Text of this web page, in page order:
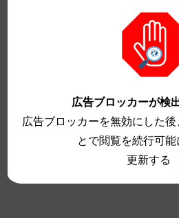
広告ブロッカーが検
広告ブロッカーを無効にした
とで閲覧を続行可
更新する